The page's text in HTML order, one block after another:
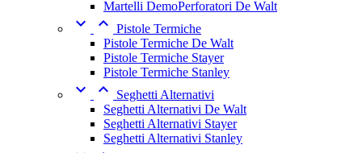
Martelli DemoPerforatori De Walt
  Pistole Termiche
Pistole Termiche De Walt
Pistole Termiche Stayer
Pistole Termiche Stanley
 
Seghetti Alternativi
Seghetti Alternativi De Walt
Seghetti Alternativi Stayer
Seghetti Alternativi Stanley